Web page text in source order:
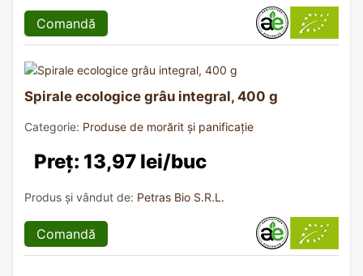
Comandă
Spirale ecologice grâu integral, 400 g
Categorie: Produse de morărit și panificație
Preț: 13,97 lei/buc
Produs și vândut de: Petras Bio S.R.L.
Comandă